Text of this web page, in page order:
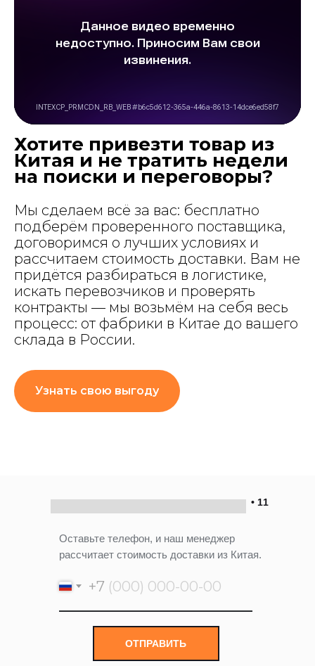
Хотите привезти товар из
Китая и не тратить недели
на поиски и переговоры?
Мы сделаем всё за вас: бесплатно
подберём проверенного поставщика,
договоримся о лучших условиях и
рассчитаем стоимость доставки. Вам не
придётся разбираться в логистике,
искать перевозчиков и проверять
контракты — мы возьмём на себя весь
процесс: от фабрики в Китае до вашего
склада в России.
Узнать свою выгоду
• 11
+7
ОТПРАВИТЬ
Оставьте телефон, и наш менеджер
рассчитает стоимость доставки из Китая.